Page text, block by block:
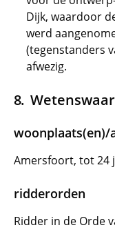
Dijk, waardoor
werd
(tegenstanders
afwezig.
woonplaats(en)/
Amersfoort, tot 24
ridderorden
Ridder in de Orde